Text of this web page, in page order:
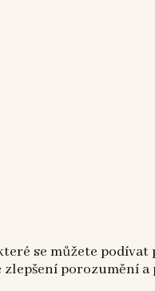
se můžete
porozumění